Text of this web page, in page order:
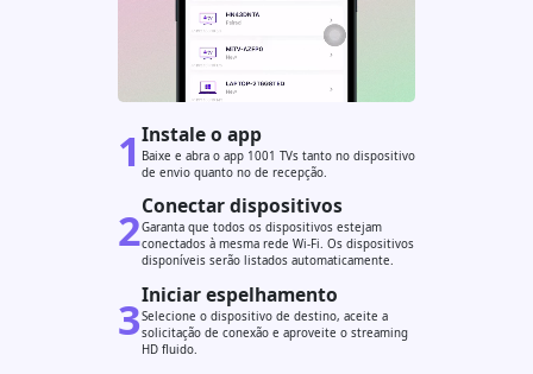
1 Instale o app
Baixe e abra o app 1001 TVs tanto no dispositivo
de envio quanto no de recepção.
2Conectar dispositivos
Garanta que todos os dispositivos estejam
conectados à mesma rede Wi-Fi. Os dispositivos
disponíveis serão listados automaticamente.
3Iniciar espelhamento
Selecione o dispositivo de destino, aceite a
solicitação de conexão e aproveite o streaming
HD fluido.